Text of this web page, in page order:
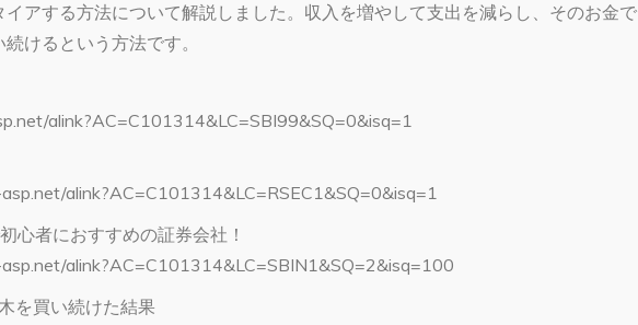
アする方法について解説しました。収入を増やして支出を減らし、そのお金で
けるという方法です。
alink?AC=C101314&LC=SBI99&SQ=0&isq=1
alink?AC=C101314&LC=RSEC1&SQ=0&isq=1
心者におすすめの証券会社！
alink?AC=C101314&LC=SBIN1&SQ=2&isq=100
を買い続けた結果